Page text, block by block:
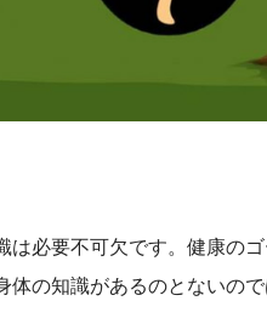
必要不可欠です。健康の
の知識があるのとないので